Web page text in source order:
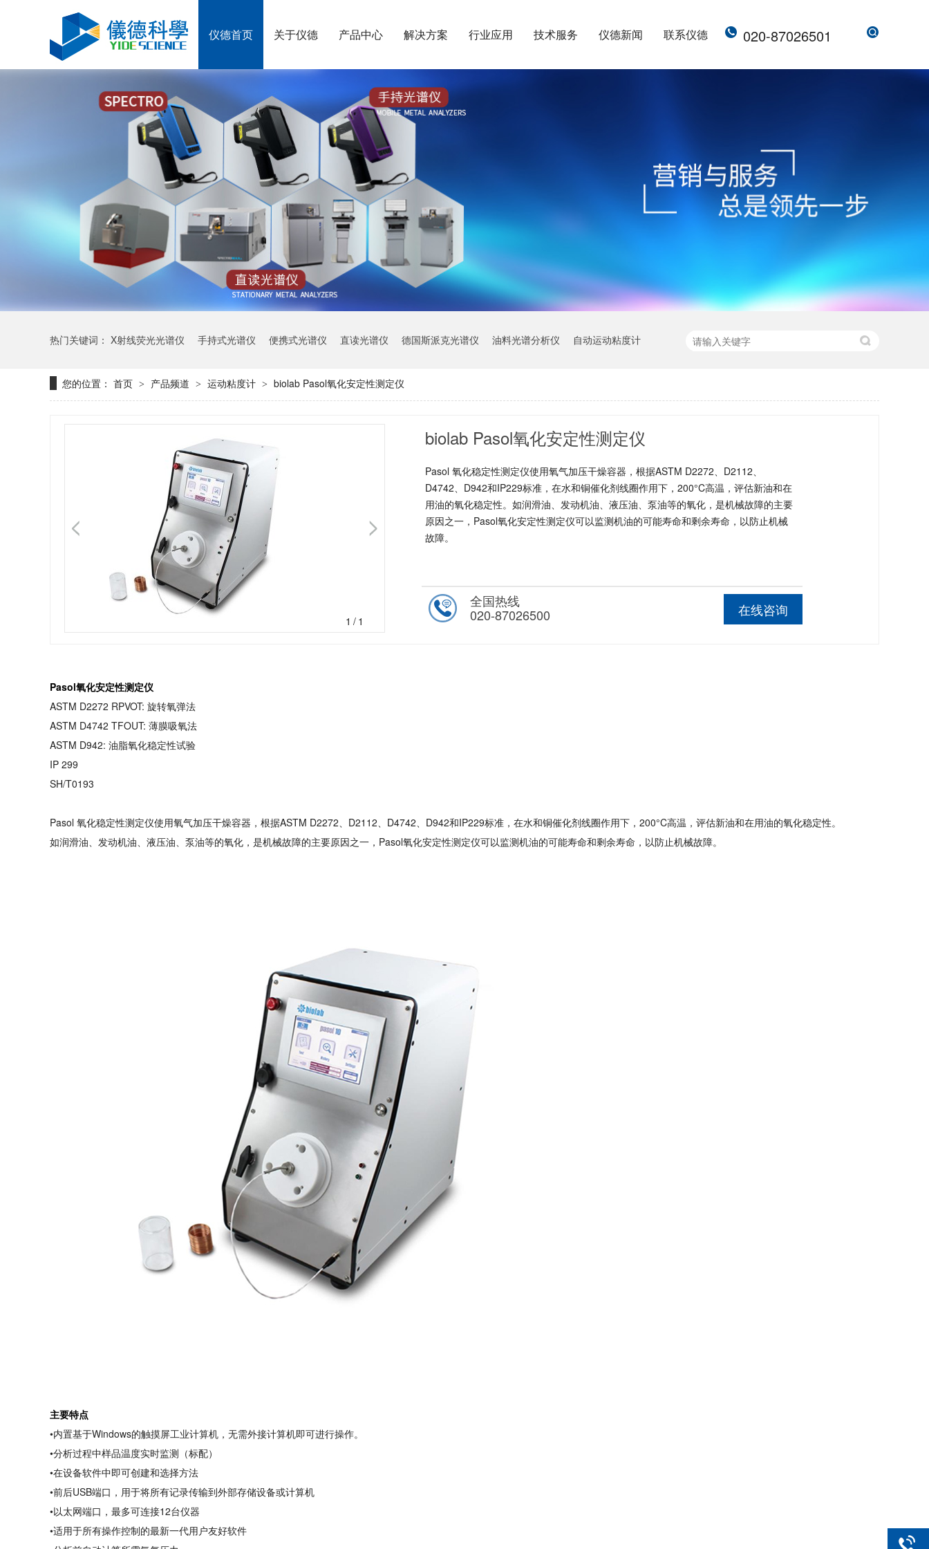
仪德首页 关于仪德 产品中心 解决方案 行业应用 技术服务 仪德新闻 联系仪德 020-87026501
热门关键词： X射线荧光光谱仪 手持式光谱仪 便携式光谱仪 直读光谱仪 德国斯派克光谱仪 油料光谱分析仪 自动运动粘度计
您的位置： 首页 > 产品频道 > 运动粘度计 > biolab Pasol氧化安定性测定仪
1 /1
biolab Pasol氧化安定性测定仪
Pasol 氧化稳定性测定仪使用氧气加压干燥容器，根据ASTM D2272、D2112、
D4742、D942和IP229标准，在水和铜催化剂线圈作用下，200°C高温，评估新油和在
用油的氧化稳定性。如润滑油、发动机油、液压油、泵油等的氧化，是机械故障的主要
原因之一，Pasol氧化安定性测定仪可以监测机油的可能寿命和剩余寿命，以防止机械
故障。
在线咨询
全国热线
020-87026500
Pasol氧化安定性测定仪
ASTM D2272 RPVOT: 旋转氧弹法
ASTM D4742 TFOUT: 薄膜吸氧法
ASTM D942: 油脂氧化稳定性试验
IP 299
SH/T0193
Pasol 氧化稳定性测定仪使用氧气加压干燥容器，根据ASTM D2272、D2112、D4742、D942和IP229标准，在水和铜催化剂线圈作用下，200°C高温，评估新油和在用油的氧化稳定性。
如润滑油、发动机油、液压油、泵油等的氧化，是机械故障的主要原因之一，Pasol氧化安定性测定仪可以监测机油的可能寿命和剩余寿命，以防止机械故障。
主要特点
•内置基于Windows的触摸屏工业计算机，无需外接计算机即可进行操作。
•分析过程中样品温度实时监测（标配）
•在设备软件中即可创建和选择方法
•前后USB端口，用于将所有记录传输到外部存储设备或计算机
•以太网端口，最多可连接12台仪器
•适用于所有操作控制的最新一代用户友好软件